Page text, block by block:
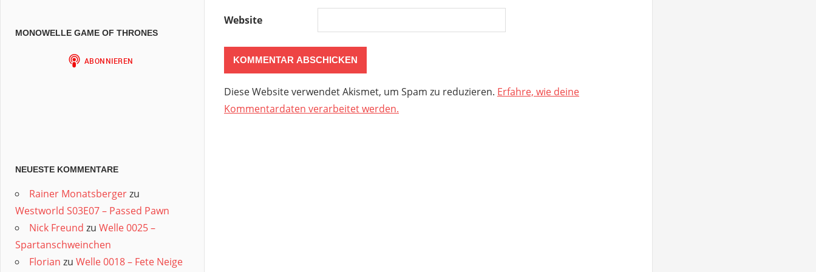
Website
Diese Website verwendet Akismet, um Spam zu reduzieren. Erfahre, wie deine
Kommentardaten verarbeitet werden.
MONOWELLE GAME OF THRONES
NEUESTE KOMMENTARE
Rainer Monatsbergerzu
Westworld S03E07 – Passed Pawn
Nick Freund zu Welle 0025 –
Spartanschweinchen
Florian zu Welle 0018 – Fete Neige